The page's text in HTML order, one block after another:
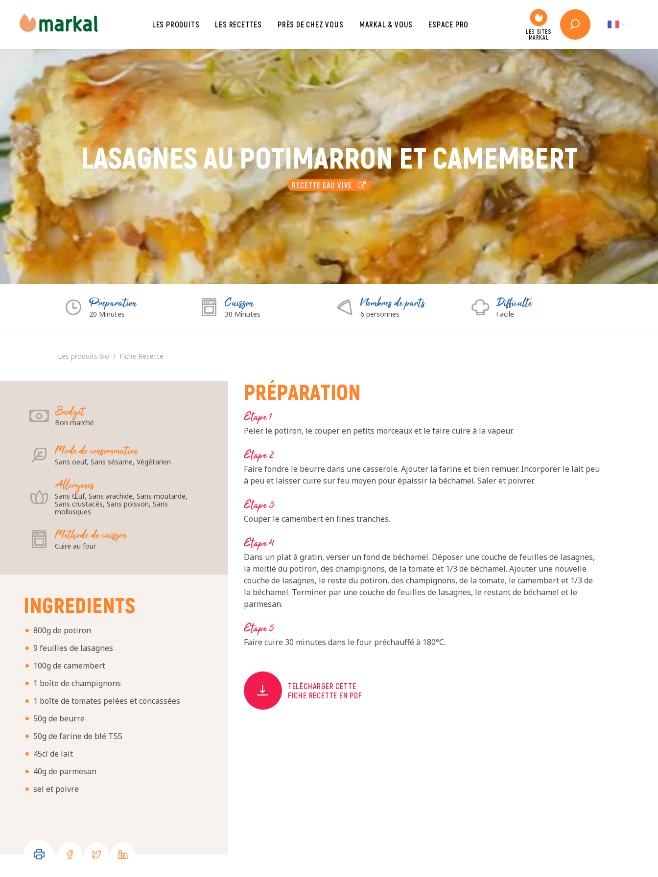
LES PRODUITS LES RECETTES PRÈS DE CHEZ VOUS MARKAL & VOUS ESPACE PRO
LASAGNES AU POTIMARRON ET CAMEMBERT
RECETTE EAU VIVE
Préparation
20 Minutes
Cuisson
30 Minutes
Nombres de parts
6 personnes
Difficulté
Facile
Les produits bio Fiche Recette
Budget
Bon marché
Mode de consommation
Sans oeuf, Sans sésame, Végétarien
Allergènes
Sans Œuf, Sans arachide, Sans moutarde,
Sans crustacés, Sans poisson, Sans
mollusques
Méthode de cuisson
Cuire au four
INGREDIENTS
800g de potiron
9 feuilles de lasagnes
100g de camembert
1 boîte de champignons
1 boîte de tomates pelées et concassées
50g de beurre
50g de farine de blé T55
45cl de lait
40g de parmesan
sel et poivre
PRÉPARATION
Etape 1
Peler le potiron, le couper en petits morceaux et le faire cuire à la vapeur.
Etape 2
Faire fondre le beurre dans une casserole. Ajouter la farine et bien remuer. Incorporer le lait peu
à peu et laisser cuire sur feu moyen pour épaissir la béchamel. Saler et poivrer.
Etape 3
Couper le camembert en fines tranches.
Etape 4
Dans un plat à gratin, verser un fond de béchamel. Déposer une couche de feuilles de lasagnes,
la moitié du potiron, des champignons, de la tomate et 1/3 de béchamel. Ajouter une nouvelle
couche de lasagnes, le reste du potiron, des champignons, de la tomate, le camembert et 1/3 de
la béchamel. Terminer par une couche de feuilles de lasagnes, le restant de béchamel et le
parmesan.
Etape 5
Faire cuire 30 minutes dans le four préchauffé à 180°C.
TÉLÉCHARGER CETTE
FICHE RECETTE EN PDF